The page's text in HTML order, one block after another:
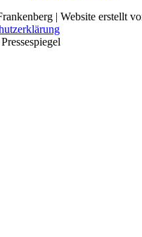
| Website erstellt
Pressespiegel